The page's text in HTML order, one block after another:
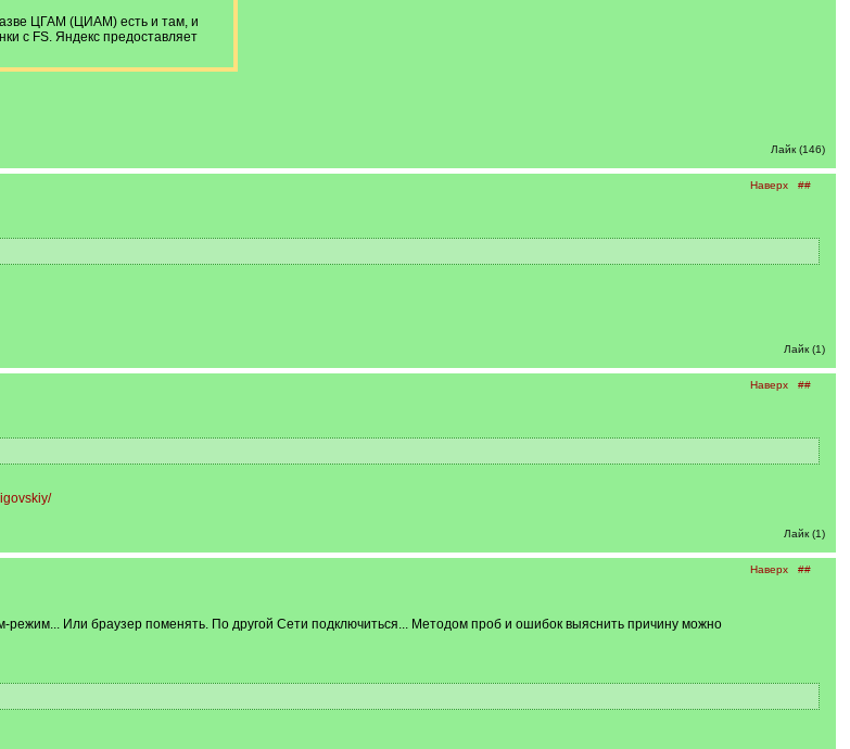
ЦГАМ (ЦИАМ) есть и там, и
с FS. Яндекс предоставляет
Лайк (146)
Наверх ##
Лайк (1)
Наверх ##
Лайк (1)
Наверх ##
режим... Или браузер поменять. По другой Сети подключиться... Методом проб и ошибок выяснить причину можно